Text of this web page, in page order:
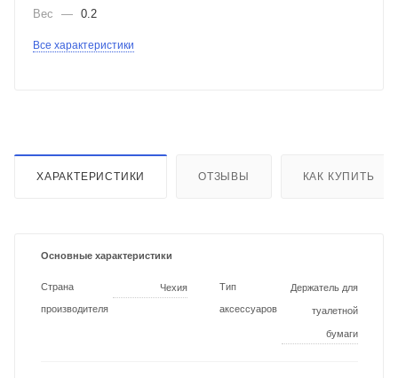
Вес
— 0.2
Все характеристики
ХАРАКТЕРИСТИКИ ОТЗЫВЫ КАК КУПИТЬ
Основные характеристики
Страна
производителя
Чехия Тип
аксессуаров
Держатель для
туалетной
бумаги